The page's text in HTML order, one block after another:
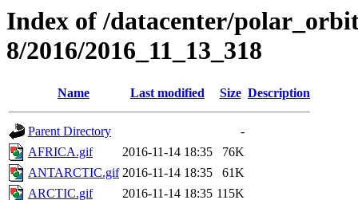
Index of /datacenter/
8/2016/2016_11_13_318
Name Last modified Size Description
Parent Directory
-
AFRICA.gif
2016-11-14 18:35
76K
ANTARCTIC.gif 2016-11-14 18:35
61K
ARCTIC.gif
2016-11-14 18:35 115K